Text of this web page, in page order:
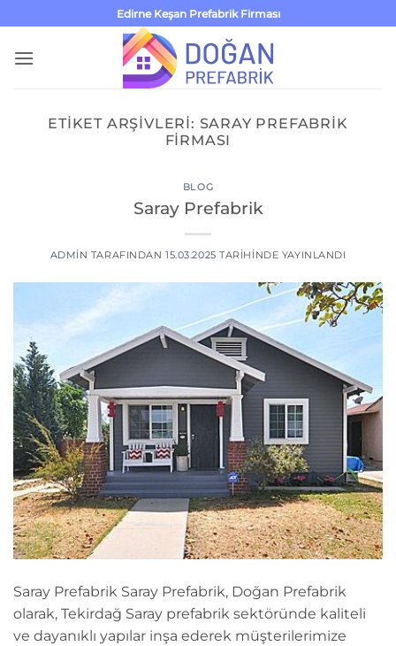
atla
Edirne Keşan Prefabrik Firması
ETIKET ARŞIVLERI: SARAY PREFABRIK
FIRMASI
BLOG
Saray Prefabrik
ADMIN TARAFINDAN 15.03.2025 TARIHINDE YAYINLANDI
Saray Prefabrik Saray Prefabrik, Doğan Prefabrik
olarak, Tekirdağ Saray prefabrik sektöründe kaliteli
ve dayanıklı yapılar inşa ederek müşterilerimize